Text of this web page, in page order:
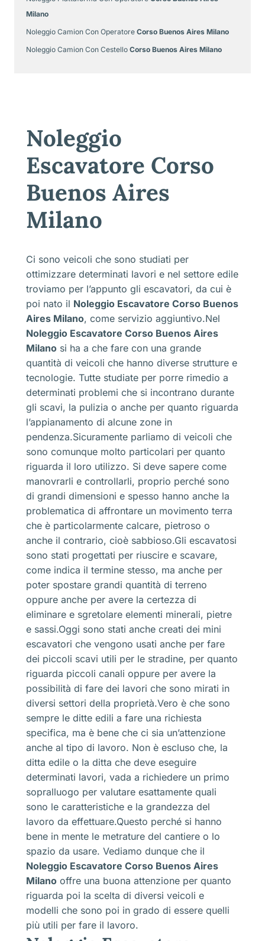
Milano
Noleggio Camion Con Operatore Corso Buenos Aires Milano
Noleggio Camion Con Cestello Corso Buenos Aires Milano
Noleggio
Escavatore Corso
Buenos Aires
Milano
Ci sono veicoli che sono studiati per
ottimizzare determinati lavori e nel settore edile
troviamo per l’appunto gli escavatori, da cui è
poi nato il Noleggio Escavatore Corso Buenos
Aires Milano, come servizio aggiuntivo.Nel
Noleggio Escavatore Corso Buenos Aires
Milano si ha a che fare con una grande
quantità di veicoli che hanno diverse strutture e
tecnologie. Tutte studiate per porre rimedio a
determinati problemi che si incontrano durante
gli scavi, la pulizia o anche per quanto riguarda
l’appianamento di alcune zone in
pendenza.Sicuramente parliamo di veicoli che
sono comunque molto particolari per quanto
riguarda il loro utilizzo. Si deve sapere come
manovrarli e controllarli, proprio perché sono
di grandi dimensioni e spesso hanno anche la
problematica di affrontare un movimento terra
che è particolarmente calcare, pietroso o
anche il contrario, cioè sabbioso.Gli escavatosi
sono stati progettati per riuscire e scavare,
come indica il termine stesso, ma anche per
poter spostare grandi quantità di terreno
oppure anche per avere la certezza di
eliminare e sgretolare elementi minerali, pietre
e sassi.Oggi sono stati anche creati dei mini
escavatori che vengono usati anche per fare
dei piccoli scavi utili per le stradine, per quanto
riguarda piccoli canali oppure per avere la
possibilità di fare dei lavori che sono mirati in
diversi settori della proprietà.Vero è che sono
sempre le ditte edili a fare una richiesta
specifica, ma è bene che ci sia un’attenzione
anche al tipo di lavoro. Non è escluso che, la
ditta edile o la ditta che deve eseguire
determinati lavori, vada a richiedere un primo
sopralluogo per valutare esattamente quali
sono le caratteristiche e la grandezza del
lavoro da effettuare.Questo perché si hanno
bene in mente le metrature del cantiere o lo
spazio da usare. Vediamo dunque che il
Noleggio Escavatore Corso Buenos Aires
Milano offre una buona attenzione per quanto
riguarda poi la scelta di diversi veicoli e
modelli che sono poi in grado di essere quelli
più utili per fare il lavoro.